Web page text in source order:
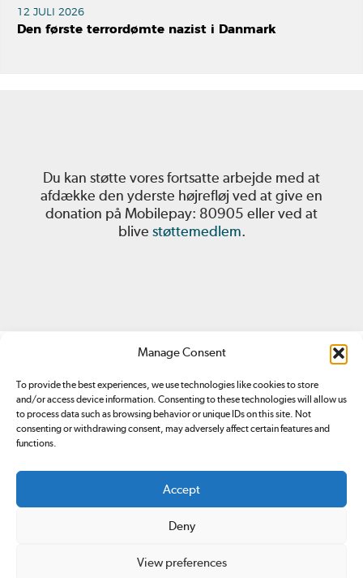
Manage Consent
To provide the best experiences, we use technologies like cookies to store
and/or access device information. Consenting to these technologies will allow us
to process data such as browsing behavior or unique IDs on this site. Not
consenting or withdrawing consent, may adversely affect certain features and
functions.
Accept
Deny
View preferences
12 JULI 2026
Den første terrordømte nazist i Danmark
Du kan støtte vores fortsatte arbejde med at
afdække den yderste højrefløj ved at give en
donation på Mobilepay: 80905 eller ved at
blive støttemedlem.
Redox.dk er tilmeldt
kontakte Pressenævnet.
Ansvarshavende redaktør: Simon Bünger
E-mail: redox@redox.dk
CVR: 34766959.
Design og udvikling:Rabotnik.coop